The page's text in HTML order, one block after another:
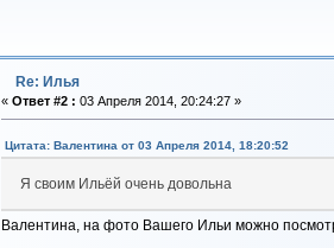
Re: Илья
« Ответ #2 : 03 Апреля 2014, 20:24:27 »
Цитата: Валентина от 03 Апреля 2014, 18:20:52
Я своим Ильёй очень довольна
Валентина, на фото Вашего Ильи можно